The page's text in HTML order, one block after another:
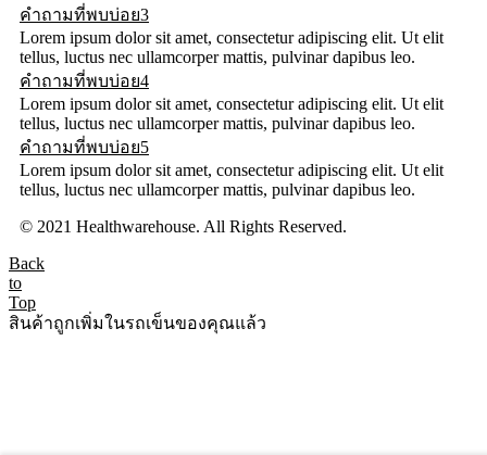
คำถามที่พบบ่อย3
Lorem ipsum dolor sit amet, consectetur adipiscing elit. Ut elit
tellus, luctus nec ullamcorper mattis, pulvinar dapibus leo.
คำถามที่พบบ่อย4
Lorem ipsum dolor sit amet, consectetur adipiscing elit. Ut elit
tellus, luctus nec ullamcorper mattis, pulvinar dapibus leo.
คำถามที่พบบ่อย5
Lorem ipsum dolor sit amet, consectetur adipiscing elit. Ut elit
tellus, luctus nec ullamcorper mattis, pulvinar dapibus leo.
© 2021 Healthwarehouse. All Rights Reserved.
Back
to
Top
สินค้าถูกเพิ่มในรถเข็นของคุณแล้ว